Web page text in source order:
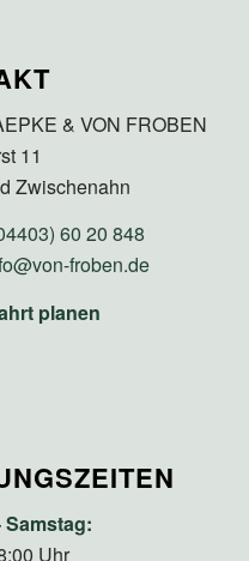
& VON FROBEN
11
Zwischenahn
60 20 848
froben.de
planen
Samstag:
Uhr